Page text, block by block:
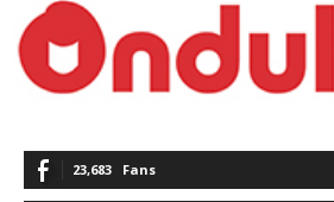
23,683 Fans